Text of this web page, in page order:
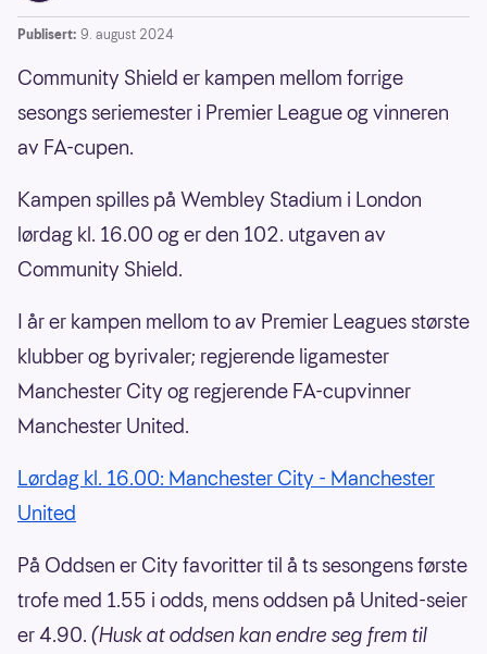
Publisert: 9. august 2024
Community Shield er kampen mellom forrige
sesongs seriemester i Premier League og vinneren
av FA-cupen.
Kampen spilles på Wembley Stadium i London
lørdag kl. 16.00 og er den 102. utgaven av
Community Shield.
I år er kampen mellom to av Premier Leagues største
klubber og byrivaler; regjerende ligamester
Manchester City og regjerende FA-cupvinner
Manchester United.
Lørdag kl. 16.00: Manchester City - Manchester
United
På Oddsen er City favoritter til å ts sesongens første
trofe med 1.55 i odds, mens oddsen på United-seier
er 4.90. (Husk at oddsen kan endre seg frem til